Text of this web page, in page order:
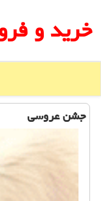
خرید و
جشن عروسی